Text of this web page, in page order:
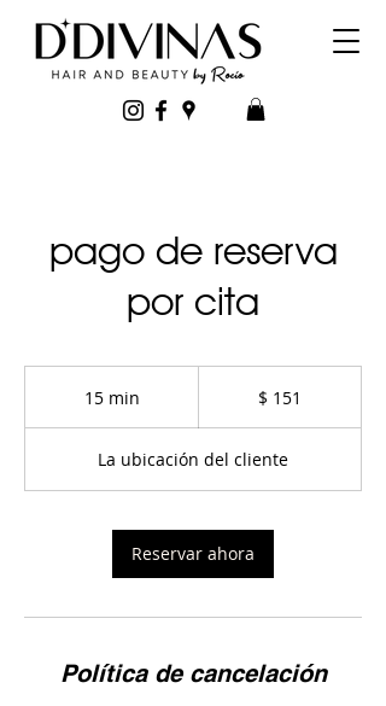
pago de reserva
por cita
15 min
m
i
$ 151
La ubicación del cliente
Reservar ahora
Política de cancelación